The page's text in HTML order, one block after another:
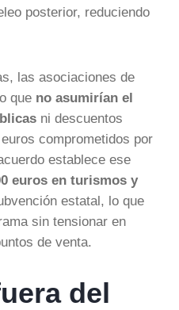
posterior, reduciendo
las asociaciones de
que no asumirían el
ni descuentos
comprometidos por
establece ese
euros en turismos y
estatal, lo que
sin tensionar en
de venta.
del